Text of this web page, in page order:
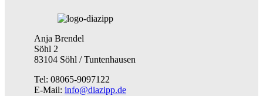
Anja Brendel
Söhl 2
83104 Söhl / Tuntenhausen
Tel: 08065-9097122
E-Mail: info@diazipp.de